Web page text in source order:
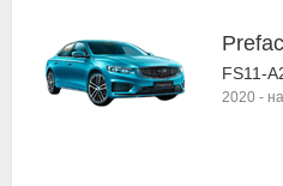
FS11-
2020 -